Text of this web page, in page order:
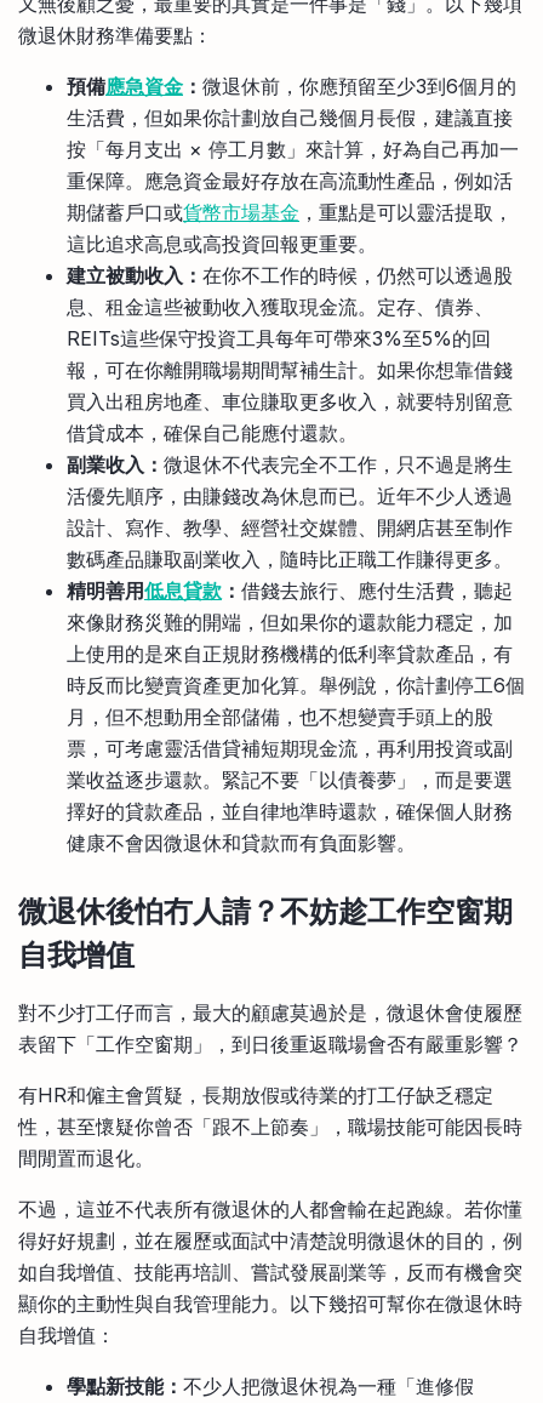
微退休財務準備要點：
預備應急資金 ： 微退休前，你應預留至少3到6個月的
生活費，但如果你計劃放自己幾個月長假，建議直接
按「每月支出 × 停工月數」來計算，好為自己再加一
重保障。應急資金最好存放在高流動性產品，例如活
期儲蓄戶口或貨幣市場基金 ，重點是可以靈活提取，
這比追求高息或高投資回報更重要。
建立被動收入： 在你不工作的時候，仍然可以透過股
息、租金這些被動收入獲取現金流。定存、債券、
REITs這些保守投資工具每年可帶來3%至5%的回
報，可在你離開職場期間幫補生計。如果你想靠借錢
買入出租房地產、車位賺取更多收入，就要特別留意
借貸成本，確保自己能應付還款。
副業收入： 微退休不代表完全不工作，只不過是將生
活優先順序，由賺錢改為休息而已。近年不少人透過
設計、寫作、教學、經營社交媒體、開網店甚至制作
數碼產品賺取副業收入，隨時比正職工作賺得更多。
精明善用低息貸款 ： 借錢去旅行、應付生活費，聽起
來像財務災難的開端，但如果你的還款能力穩定，加
上使用的是來自正規財務機構的低利率貸款產品，有
時反而比變賣資產更加化算。舉例說，你計劃停工6個
月，但不想動用全部儲備，也不想變賣手頭上的股
票，可考慮靈活借貸補短期現金流，再利用投資或副
業收益逐步還款。緊記不要「以債養夢」，而是要選
擇好的貸款產品，並自律地準時還款，確保個人財務
健康不會因微退休和貸款而有負面影響。
微退休後怕冇人請？不妨趁工作空窗期
自我增值
對不少打工仔而言，最大的顧慮莫過於是，微退休會使履歷
表留下「工作空窗期」，到日後重返職場會否有嚴重影響？
有HR和僱主會質疑，長期放假或待業的打工仔缺乏穩定
性，甚至懷疑你曾否「跟不上節奏」，職場技能可能因長時
間閒置而退化。
不過，這並不代表所有微退休的人都會輸在起跑線。若你懂
得好好規劃，並在履歷或面試中清楚說明微退休的目的，例
如自我增值、技能再培訓、嘗試發展副業等，反而有機會突
顯你的主動性與自我管理能力。以下幾招可幫你在微退休時
自我增值：
學點新技能： 不少人把微退休視為一種「進修假